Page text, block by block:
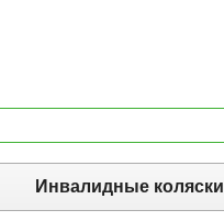
Инвалидные коляски